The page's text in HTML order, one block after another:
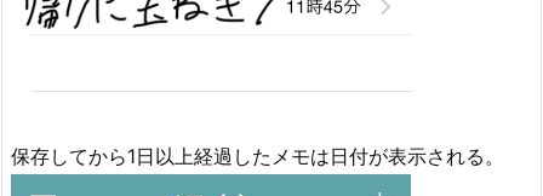
保存してから1日以上経過したメモは日付が表示される。